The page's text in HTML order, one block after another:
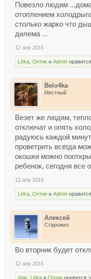
Повезло людям
отоплением
столько жарко что
дилема ...
12 апр 2015
Lёka Оптик и Admin
Belo4ka
Местный
Везет же людям,
отключат и опять
радуюсь каждой
проветрить всегда
окошки можно
ребенок, сегодня все
12 апр 2015
Lёka Оптик и Admin
Алексей
Старожил
Во вторник будет
12 апр 2015
dgin Lёka и Оптик нравится